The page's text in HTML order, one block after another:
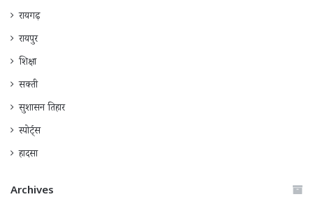
रायगढ़
रायपुर
शिक्षा
सक्ती
सुशासन तिहार
स्पोर्ट्स
हादसा
Archives